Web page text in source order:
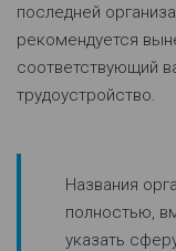
последней
рекомендуется
соответствующий
трудоустройство.
Названия
полностью,
указать